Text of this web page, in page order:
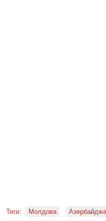
Теги: Молдова